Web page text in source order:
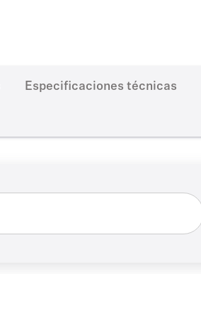
Especificaciones técnicas